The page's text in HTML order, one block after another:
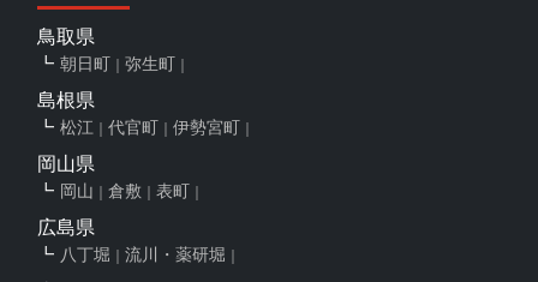
鳥取県
朝日町 弥生町
島根県
松江 代官町 伊勢宮町
岡山県
岡山 倉敷 表町
広島県
八丁堀 流川・薬研堀